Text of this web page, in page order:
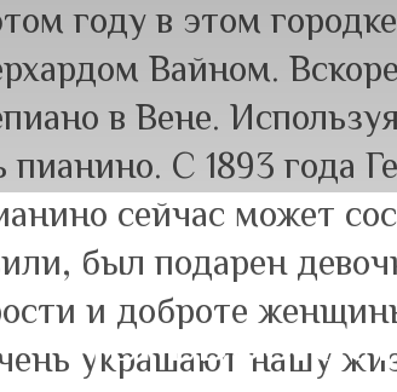
ПЕРЕВОЗКА
году в этом
Вайном.
в Вене.
пианино. С 1893 года
сейчас может
был подарен
и доброте
украшают нашу